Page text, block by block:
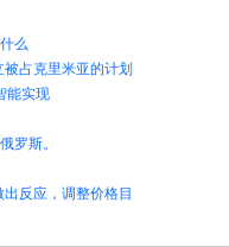
么
占克里米亚的计划
能实现
罗斯。
反应，调整价格目